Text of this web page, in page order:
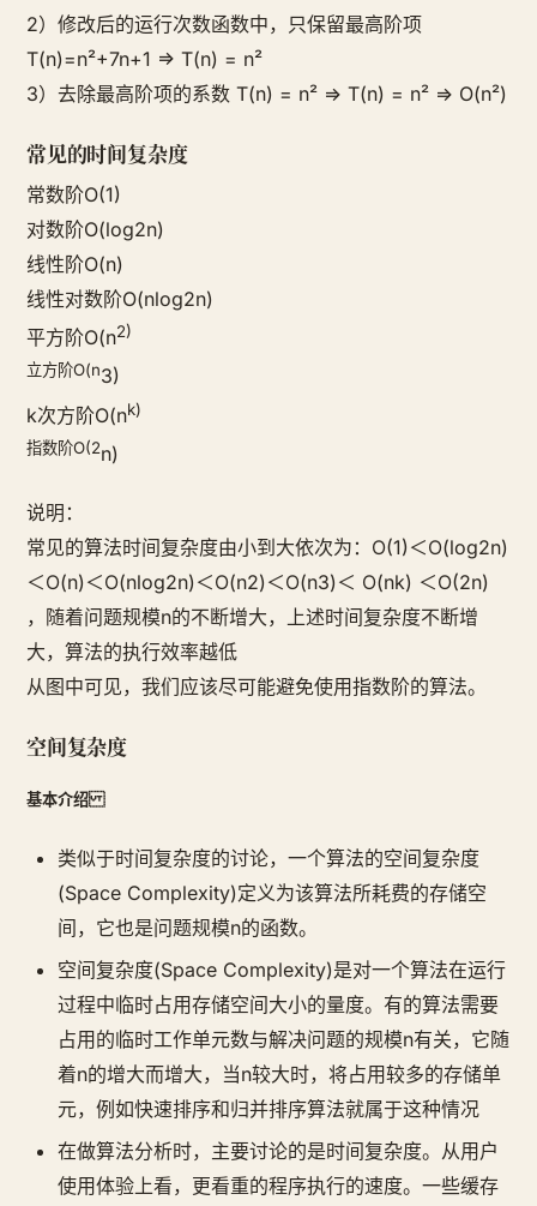
2）修改后的运行次数函数中，只保留最高阶项
T(n)=n²+7n+1 => T(n) = n²
3）去除最高阶项的系数 T(n) = n² => T(n) = n² => O(n²)
常见的时间复杂度
常数阶O(1)
对数阶O(log2n)
线性阶O(n)
线性对数阶O(nlog2n)
平方阶O(n2)
立方阶O(n3)
k次方阶O(nk)
指数阶O(2n)
说明：
常见的算法时间复杂度由小到大依次为：Ο(1)＜Ο(log2n)
＜Ο(n)＜Ο(nlog2n)＜Ο(n2)＜Ο(n3)＜ Ο(nk) ＜Ο(2n)
，随着问题规模n的不断增大，上述时间复杂度不断增
大，算法的执行效率越低
从图中可见，我们应该尽可能避免使用指数阶的算法。
空间复杂度
基本介绍
类似于时间复杂度的讨论，一个算法的空间复杂度
(Space Complexity)定义为该算法所耗费的存储空
间，它也是问题规模n的函数。
空间复杂度(Space Complexity)是对一个算法在运行
过程中临时占用存储空间大小的量度。有的算法需要
占用的临时工作单元数与解决问题的规模n有关，它随
着n的增大而增大，当n较大时，将占用较多的存储单
元，例如快速排序和归并排序算法就属于这种情况
在做算法分析时，主要讨论的是时间复杂度。从用户
使用体验上看，更看重的程序执行的速度。一些缓存